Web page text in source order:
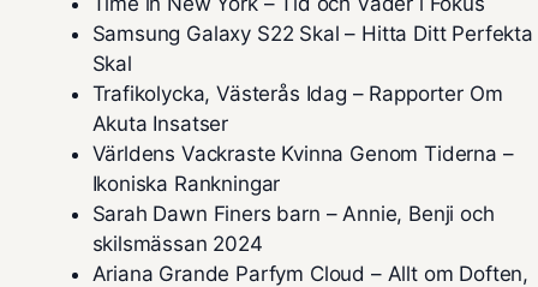
Samsung Galaxy S22 Skal – Hitta Ditt Perfekta
Skal
Trafikolycka, Västerås Idag – Rapporter Om
Akuta Insatser
Världens Vackraste Kvinna Genom Tiderna –
Ikoniska Rankningar
Sarah Dawn Finers barn – Annie, Benji och
skilsmässan 2024
Ariana Grande Parfym Cloud – Allt om Doften,